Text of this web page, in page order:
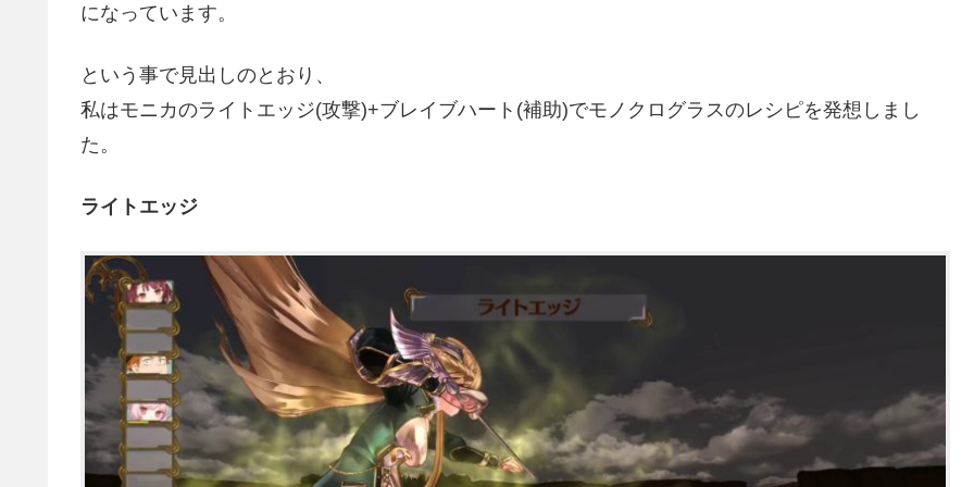
になっています。
という事で見出しのとおり、
私はモニカのライトエッジ(攻撃)+ブレイブハート(補助)でモノクログラスのレシピを発想しまし
た。
ライトエッジ